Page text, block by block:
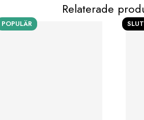
Relaterade
POPULÄR